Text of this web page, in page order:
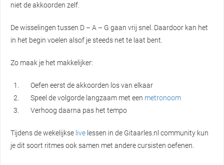
niet de akkoorden zelf.
De wisselingen tussen D – A – G gaan vrij snel. Daardoor kan het
in het begin voelen alsof je steeds net te laat bent.
Zo maak je het makkelijker:
Oefen eerst de akkoorden los van elkaar
Speel de volgorde langzaam met een metronoom
Verhoog daarna pas het tempo
Tijdens de wekelijkse live lessen in de Gitaarles.nl community kun
je dit soort ritmes ook samen met andere cursisten oefenen.